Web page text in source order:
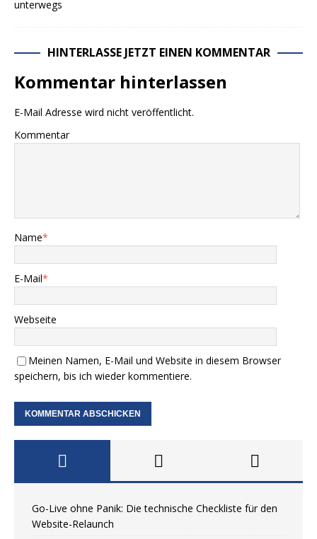
HINTERLASSE JETZT EINEN KOMMENTAR
Kommentar hinterlassen
E-Mail Adresse wird nicht veröffentlicht.
Kommentar
Name*
E-Mail*
Webseite
Meinen Namen, E-Mail und Website in diesem Browser
speichern, bis ich wieder kommentiere.
Go-Live ohne Panik: Die technische Checkliste für den
Website-Relaunch